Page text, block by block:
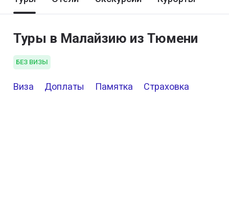
Туры в Малайзию из Тюмени
БЕЗ ВИЗЫ
Виза Доплаты Памятка Страховка